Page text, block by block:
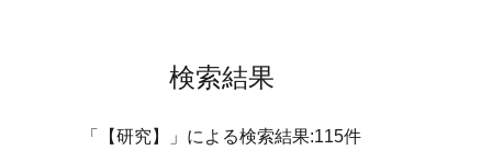
検索結果
「【研究】」による検索結果:115件